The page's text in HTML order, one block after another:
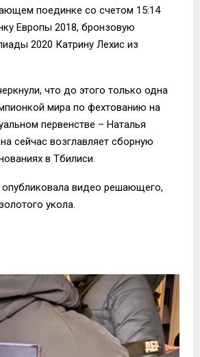
поединке со счетом 15:14
Европы 2018, бронзовую
2020 Катрину Лехис из
что до этого только одна
мира по фехтованию на
первенстве – Наталья
сейчас возглавляет сборную
в Тбилиси.
видео решающего,
укола.